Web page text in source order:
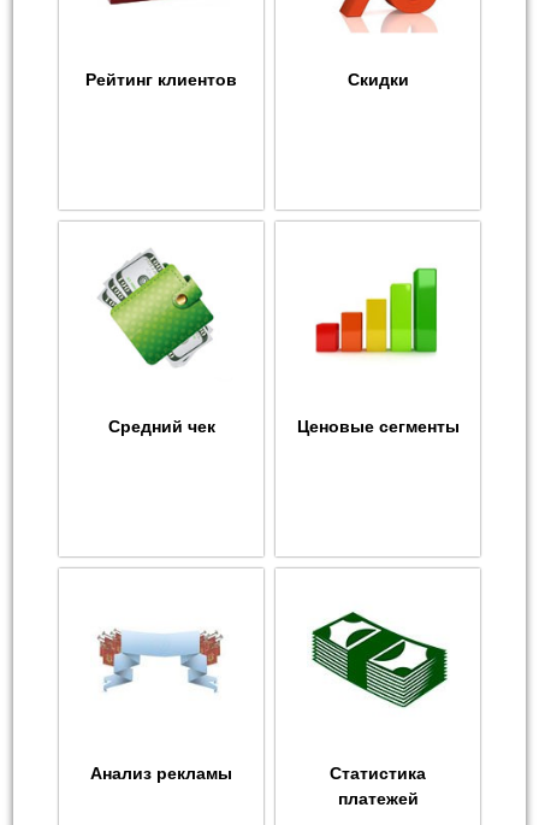
Рейтинг клиентов Скидки
Средний чек Ценовые сегменты
Анализ рекламы
Статистика
платежей